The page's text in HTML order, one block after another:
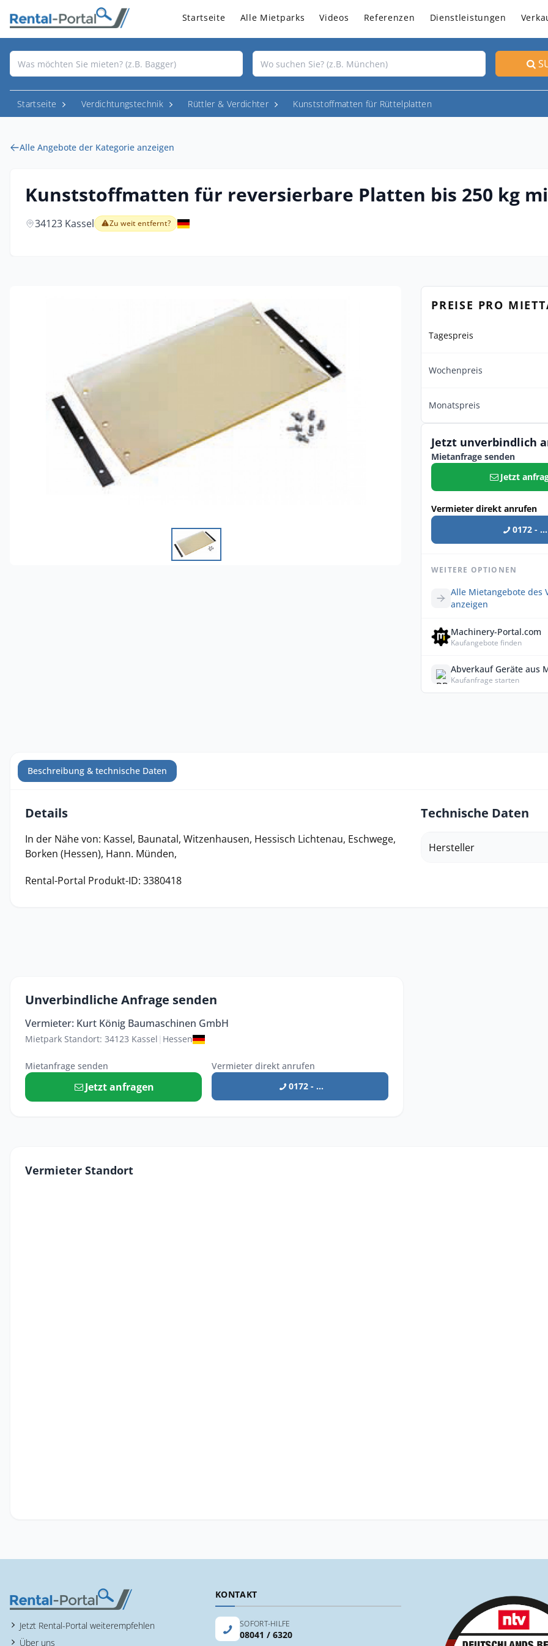
Startseite Alle Mietparks Videos Referenzen Dienstleistungen
Startseite Verdichtungstechnik Rüttler & Verdichter Kunststoffmatten für Rüttelplatten
Alle Angebote der Kategorie anzeigen
Kunststoffmatten für reversierbare Platten bis 250 kg
34123 Kassel Zu weit entfernt?
PREISE PRO
Tagespreis
Wochenpreis
Monatspreis
Jetzt unverbindlich
Mietanfrage senden
Jetzt
Vermieter direkt anrufen
0172 - ...
WEITERE OPTIONEN
Alle Mietangebote des
anzeigen
Machinery-Portal.com
Kaufangebote finden
Abverkauf Geräte aus
Kaufanfrage starten
Beschreibung & technische Daten
Details
In der Nähe von: Kassel, Baunatal, Witzenhausen, Hessisch Lichtenau, Eschwege,
Borken (Hessen), Hann. Münden,
Rental-Portal Produkt-ID: 3380418
Technische Daten
Hersteller
Unverbindliche Anfrage senden
Vermieter: Kurt König Baumaschinen GmbH
Mietpark Standort: 34123 Kassel | Hessen
Mietanfrage senden
Jetzt anfragen
Vermieter direkt anrufen
0172 - ...
Vermieter Standort
Jetzt Rental-Portal weiterempfehlen
Über uns
KONTAKT
SOFORT-HILFE
08041 / 6320